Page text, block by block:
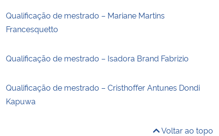
Qualificação de mestrado – Mariane Martins
Francesquetto
Qualificação de mestrado – Isadora Brand Fabrizio
Qualificação de mestrado – Cristhoffer Antunes Dondi
Kapuwa
Voltar ao topo